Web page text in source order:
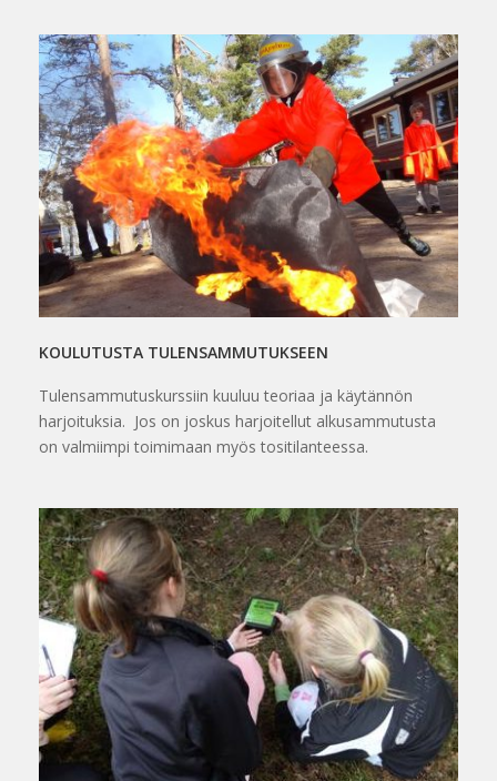
KOULUTUSTA TULENSAMMUTUKSEEN
Tulensammutuskurssiin kuuluu teoriaa ja käytännön
harjoituksia. Jos on joskus harjoitellut alkusammutusta
on valmiimpi toimimaan myös tositilanteessa.